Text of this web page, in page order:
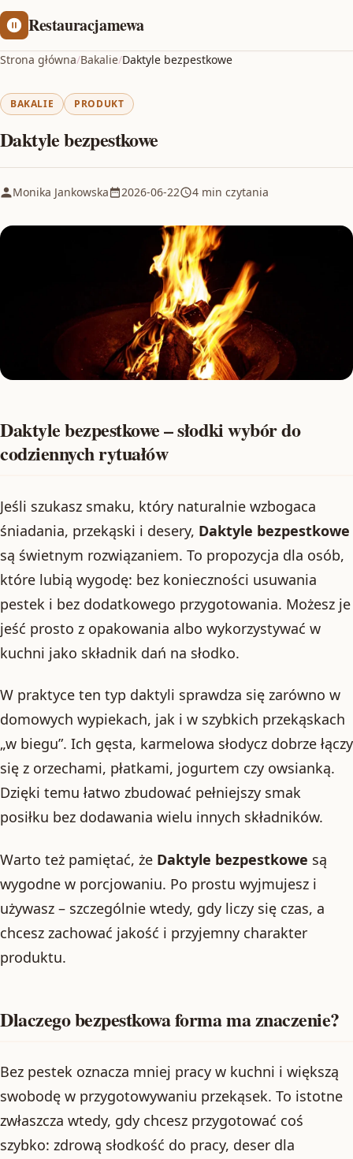
Restauracjamewa
Strona główna/Bakalie/Daktyle bezpestkowe
BAKALIE PRODUKT
Daktyle bezpestkowe
Monika Jankowska 2026-06-22 4 min czytania
Daktyle bezpestkowe – słodki wybór do
codziennych rytuałów
Jeśli szukasz smaku, który naturalnie wzbogaca
śniadania, przekąski i desery, Daktyle bezpestkowe
są świetnym rozwiązaniem. To propozycja dla osób,
które lubią wygodę: bez konieczności usuwania
pestek i bez dodatkowego przygotowania. Możesz je
jeść prosto z opakowania albo wykorzystywać w
kuchni jako składnik dań na słodko.
W praktyce ten typ daktyli sprawdza się zarówno w
domowych wypiekach, jak i w szybkich przekąskach
„w biegu”. Ich gęsta, karmelowa słodycz dobrze łączy
się z orzechami, płatkami, jogurtem czy owsianką.
Dzięki temu łatwo zbudować pełniejszy smak
posiłku bez dodawania wielu innych składników.
Warto też pamiętać, że Daktyle bezpestkowe są
wygodne w porcjowaniu. Po prostu wyjmujesz i
używasz – szczególnie wtedy, gdy liczy się czas, a
chcesz zachować jakość i przyjemny charakter
produktu.
Dlaczego bezpestkowa forma ma znaczenie?
Bez pestek oznacza mniej pracy w kuchni i większą
swobodę w przygotowywaniu przekąsek. To istotne
zwłaszcza wtedy, gdy chcesz przygotować coś
szybko: zdrową słodkość do pracy, deser dla